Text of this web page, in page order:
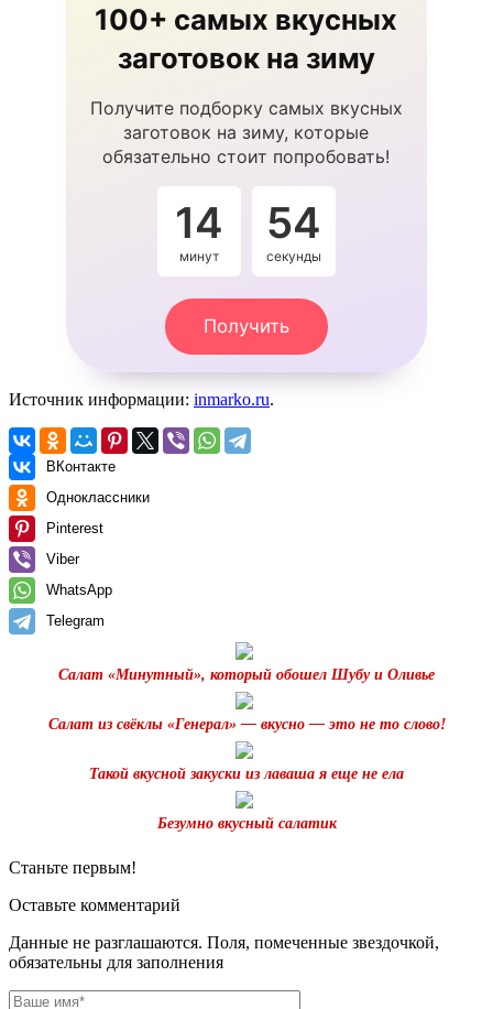
100+ самых вкусных
заготовок на зиму
Получите подборку самых вкусных
заготовок на зиму, которые
обязательно стоит попробовать!
14
минут
54
секунды
Получить
Источник информации: inmarko.ru.
ВКонтакте
Одноклассники
Pinterest
Viber
WhatsApp
Telegram
Салат «Минутный», который обошел Шубу и Оливье
Салат из свёклы «Генерал» — вкусно — это не то слово!
Такой вкусной закуски из лаваша я еще не ела
Безумно вкусный салатик
Станьте первым!
Оставьте комментарий
Данные не разглашаются. Поля, помеченные звездочкой,
обязательны для заполнения